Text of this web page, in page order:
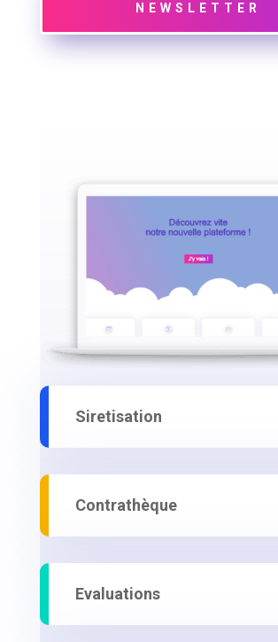
NEWSLETTER
Siretisation
Contrathèque
Evaluations